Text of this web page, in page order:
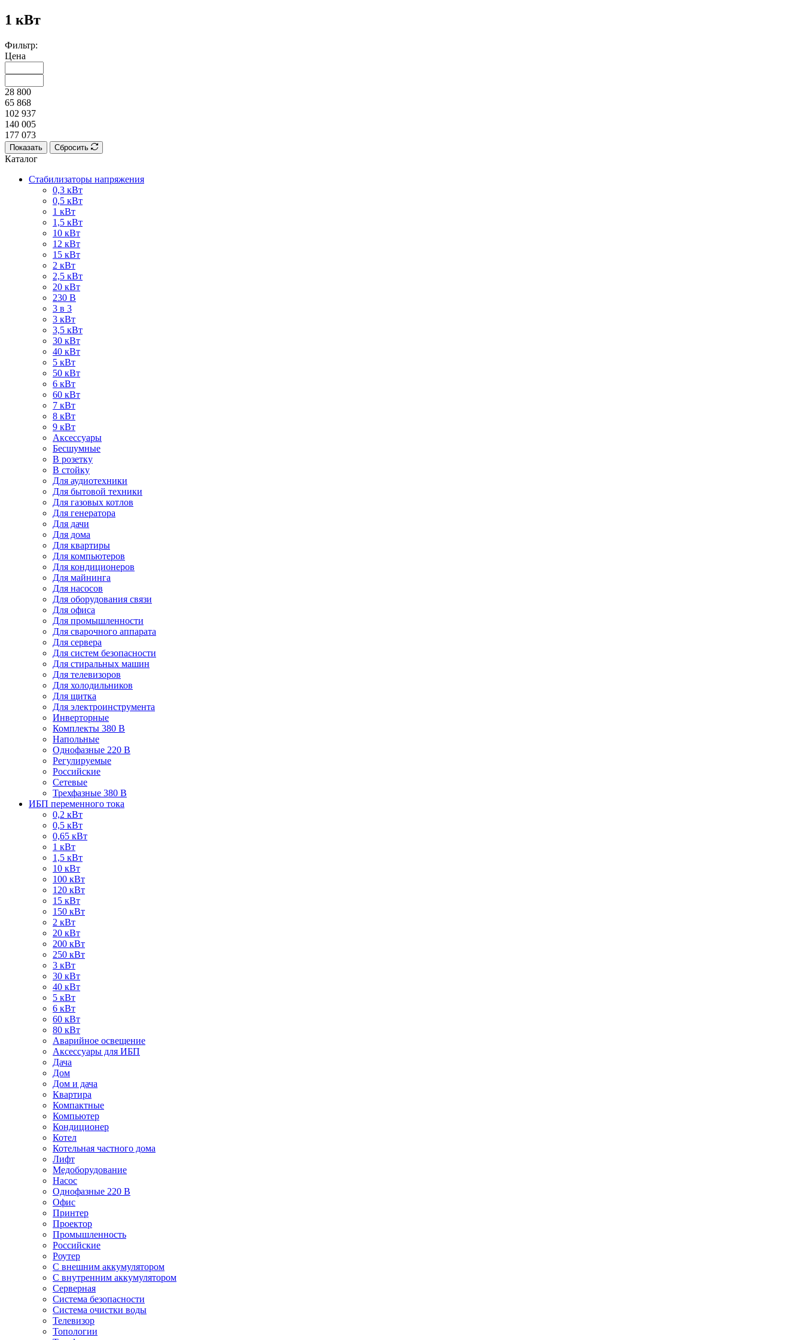
1 кВт
Фильтр:
Цена
28 800
65 868
102 937
140 005
177 073
Показать Сбросить
Каталог
Стабилизаторы напряжения
0,3 кВт
0,5 кВт
1 кВт
1,5 кВт
10 кВт
12 кВт
15 кВт
2 кВт
2,5 кВт
20 кВт
230 В
3 в 3
3 кВт
3,5 кВт
30 кВт
40 кВт
5 кВт
50 кВт
6 кВт
60 кВт
7 кВт
8 кВт
9 кВт
Аксессуары
Бесшумные
В розетку
В стойку
Для аудиотехники
Для бытовой техники
Для газовых котлов
Для генератора
Для дачи
Для дома
Для квартиры
Для компьютеров
Для кондиционеров
Для майнинга
Для насосов
Для оборудования связи
Для офиса
Для промышленности
Для сварочного аппарата
Для сервера
Для систем безопасности
Для стиральных машин
Для телевизоров
Для холодильников
Для щитка
Для электроинструмента
Инверторные
Комплекты 380 В
Напольные
Однофазные 220 В
Регулируемые
Российские
Сетевые
Трехфазные 380 В
ИБП переменного тока
0,2 кВт
0,5 кВт
0,65 кВт
1 кВт
1,5 кВт
10 кВт
100 кВт
120 кВт
15 кВт
150 кВт
2 кВт
20 кВт
200 кВт
250 кВт
3 кВт
30 кВт
40 кВт
5 кВт
6 кВт
60 кВт
80 кВт
Аварийное освещение
Аксессуары для ИБП
Дача
Дом
Дом и дача
Квартира
Компактные
Компьютер
Кондиционер
Котел
Котельная частного дома
Лифт
Медоборудование
Насос
Однофазные 220 В
Офис
Принтер
Проектор
Промышленность
Российские
Роутер
С внешним аккумулятором
С внутренним аккумулятором
Серверная
Система безопасности
Система очистки воды
Телевизор
Топологии